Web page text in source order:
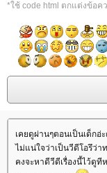
*ใช้ code html ตกแต่งข้อค
เคยดูผ่านๆตอนเป็นเด็กอ่
ไม่แน่ใจว่าเป็นวีดีโอรึว่า
คงจะหาดีวีดีเรื่องนี้ไว้ดูที